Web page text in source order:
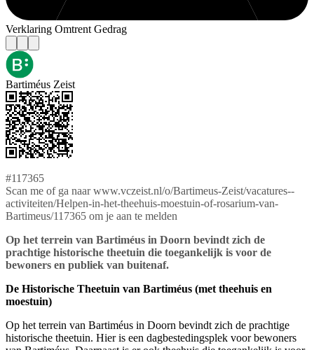
Verklaring Omtrent Gedrag
Bartiméus Zeist
#117365
Scan me of ga naar www.vczeist.nl/o/Bartimeus-Zeist/vacatures--
activiteiten/Helpen-in-het-theehuis-moestuin-of-rosarium-van-
Bartimeus/117365 om je aan te melden
Op het terrein van Bartiméus in Doorn bevindt zich de
prachtige historische theetuin die toegankelijk is voor de
bewoners en publiek van buitenaf.
De Historische Theetuin van Bartiméus (met theehuis en
moestuin)
Op het terrein van Bartiméus in Doorn bevindt zich de prachtige
historische theetuin. Hier is een dagbestedingsplek voor bewoners